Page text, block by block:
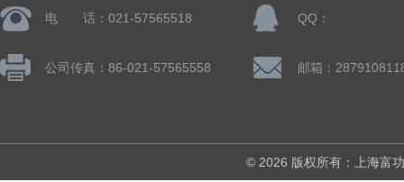
电 话：021-57565518 QQ：
公司传真：86-021-57565558 邮箱：
© 2026 版权所有：上海富